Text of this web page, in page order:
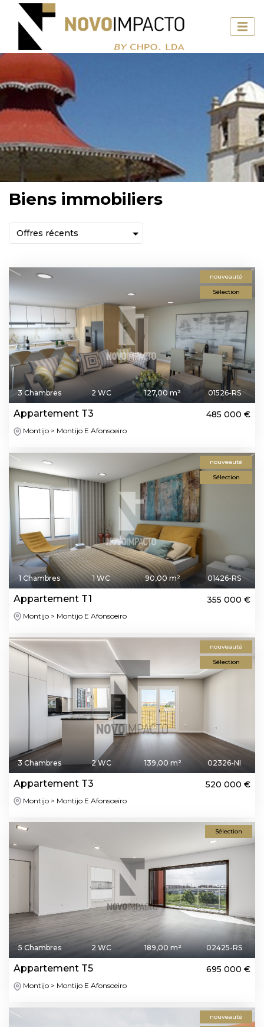
Biens immobiliers
nouveauté
Sélection
3 Chambres 2 WC 127,00 m² 01526-RS
Appartement T3 485 000 €
Montijo > Montijo E Afonsoeiro
nouveauté
Sélection
1 Chambres 1 WC 90,00 m² 01426-RS
Appartement T1 355 000 €
Montijo > Montijo E Afonsoeiro
nouveauté
Sélection
3 Chambres 2 WC 139,00 m² 02326-NI
Appartement T3 520 000 €
Montijo > Montijo E Afonsoeiro
Sélection
5 Chambres 2 WC 189,00 m² 02425-RS
Appartement T5 695 000 €
Montijo > Montijo E Afonsoeiro
nouveauté